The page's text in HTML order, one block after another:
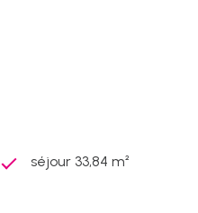
séjour 33,84 m²